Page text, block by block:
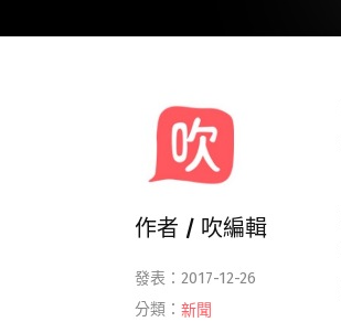
作者 / 吹編輯
發表：2017-12-26
分類： 新聞